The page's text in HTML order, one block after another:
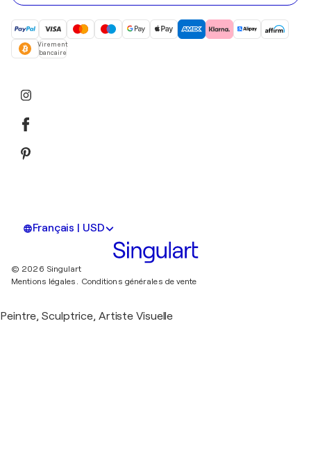
Virement
bancaire
Français | USD
© 2026 Singulart
Mentions légales. Conditions générales de vente
Peintre, Sculptrice, Artiste Visuelle